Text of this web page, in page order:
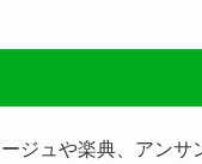
ジュや楽典、アン